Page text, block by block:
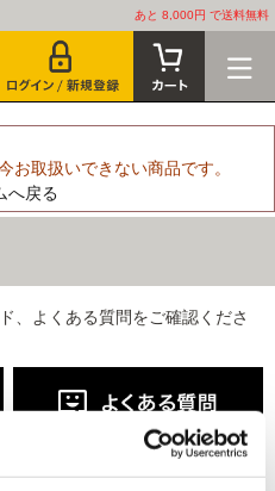
あと 8,000円 で送料無料
お取扱いできない商品です。
へ戻る
、よくある質問をご確認くださ